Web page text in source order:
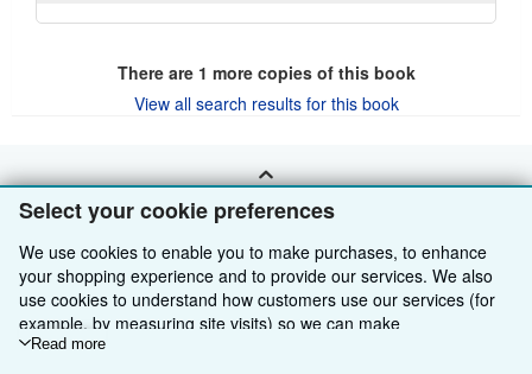
Select your cookie preferences
We use cookies to enable you to make purchases, to enhance
your shopping experience and to provide our services. We also
use cookies to understand how customers use our services (for
example, by measuring site visits) so we can make
improvements. If you agree, we'll also use third-party cookies to
Read more
There are 1 more copies of this book
View all search results for this book
BACK TO TOP
Shop With Us
Advanced Search
Browse Collections
Sell With Us
Start Selling
About Us